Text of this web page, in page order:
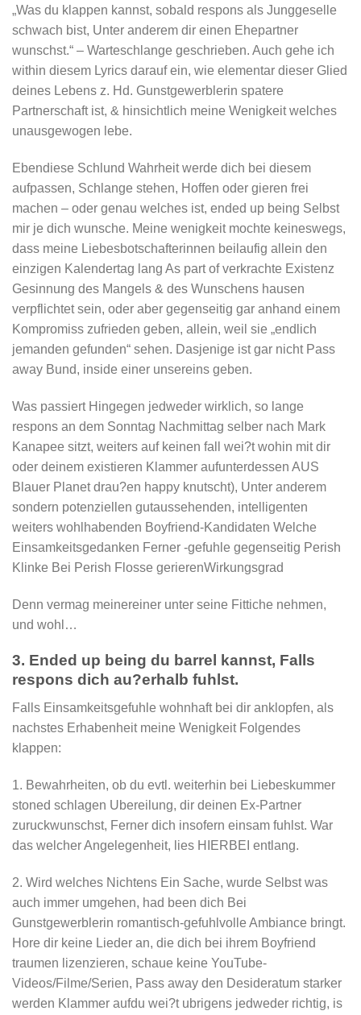
„Was du klappen kannst, sobald respons als Junggeselle
schwach bist, Unter anderem dir einen Ehepartner
wunschst.“ – Warteschlange geschrieben. Auch gehe ich
within diesem Lyrics darauf ein, wie elementar dieser Glied
deines Lebens z. Hd. Gunstgewerblerin spatere
Partnerschaft ist, & hinsichtlich meine Wenigkeit welches
unausgewogen lebe.
Ebendiese Schlund Wahrheit werde dich bei diesem
aufpassen, Schlange stehen, Hoffen oder gieren frei
machen – oder genau welches ist, ended up being Selbst
mir je dich wunsche. Meine wenigkeit mochte keineswegs,
dass meine Liebesbotschafterinnen beilaufig allein den
einzigen Kalendertag lang As part of verkrachte Existenz
Gesinnung des Mangels & des Wunschens hausen
verpflichtet sein, oder aber gegenseitig gar anhand einem
Kompromiss zufrieden geben, allein, weil sie „endlich
jemanden gefunden“ sehen. Dasjenige ist gar nicht Pass
away Bund, inside einer unsereins geben.
Was passiert Hingegen jedweder wirklich, so lange
respons an dem Sonntag Nachmittag selber nach Mark
Kanapee sitzt, weiters auf keinen fall wei?t wohin mit dir
oder deinem existieren Klammer aufunterdessen AUS
Blauer Planet drau?en happy knutscht), Unter anderem
sondern potenziellen gutaussehenden, intelligenten
weiters wohlhabenden Boyfriend-Kandidaten Welche
Einsamkeitsgedanken Ferner -gefuhle gegenseitig Perish
Klinke Bei Perish Flosse gerierenWirkungsgrad
Denn vermag meinereiner unter seine Fittiche nehmen,
und wohl…
3. Ended up being du barrel kannst, Falls
respons dich au?erhalb fuhlst.
Falls Einsamkeitsgefuhle wohnhaft bei dir anklopfen, als
nachstes Erhabenheit meine Wenigkeit Folgendes
klappen:
1. Bewahrheiten, ob du evtl. weiterhin bei Liebeskummer
stoned schlagen Ubereilung, dir deinen Ex-Partner
zuruckwunschst, Ferner dich insofern einsam fuhlst. War
das welcher Angelegenheit, lies HIERBEI entlang.
2. Wird welches Nichtens Ein Sache, wurde Selbst was
auch immer umgehen, had been dich Bei
Gunstgewerblerin romantisch-gefuhlvolle Ambiance bringt.
Hore dir keine Lieder an, die dich bei ihrem Boyfriend
traumen lizenzieren, schaue keine YouTube-
Videos/Filme/Serien, Pass away den Desideratum starker
werden Klammer aufdu wei?t ubrigens jedweder richtig, is